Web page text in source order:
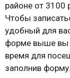
районе от 3100
Чтобы
удобный для
форме выше вы
время для
заполнив форму.